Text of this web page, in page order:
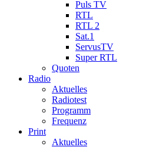
Puls TV
RTL
RTL 2
Sat.1
ServusTV
Super RTL
Quoten
Radio
Aktuelles
Radiotest
Programm
Frequenz
Print
Aktuelles